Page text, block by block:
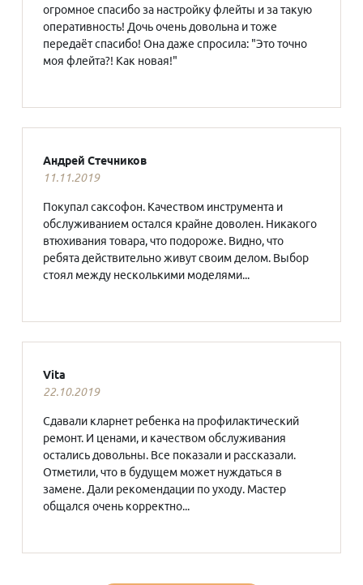
огромное спасибо за настройку флейты и за такую
оперативность! Дочь очень довольна и тоже
передаёт спасибо! Она даже спросила: "Это точно
моя флейта?! Как новая!"
Андрей Стечников
11.11.2019
Покупал саксофон. Качеством инструмента и
обслуживанием остался крайне доволен. Никакого
втюхивания товара, что подороже. Видно, что
ребята действительно живут своим делом. Выбор
стоял между несколькими моделями...
Vita
22.10.2019
Сдавали кларнет ребенка на профилактический
ремонт. И ценами, и качеством обслуживания
остались довольны. Все показали и рассказали.
Отметили, что в будущем может нуждаться в
замене. Дали рекомендации по уходу. Мастер
общался очень корректно...